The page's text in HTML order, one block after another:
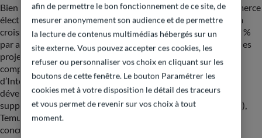
Bien que la Chine soit le plus grand marché mondial du commerce
électronique avec plus de 800 millions d’acheteurs en ligne, la
croissance du secteur national devrait ralentir, passant de 22 %
par an entre 2014 et 2021 à environ 7,5 % d’ici à 2025, selon les
projections du 14e plan quinquennal de la Chine. Afin de
compenser le ralentissement national, les géants chinois
d’Internet tels qu’Alibaba, Tencent, ByteDance et PDD se
développent à l’étranger afin de bénéficier d’une croissance
supplémentaire. Des acteurs clés comme AliExpress (Alibaba),
Temu (PDD), TikTok Shop (ByteDance) et Shein sont en
concurrence sur les marchés occidentaux, tandis que Lazada
afin de permettre le bon fonctionnement de ce site, de
mesurer anonymement son audience et de permettre
la lecture de contenus multimédias hébergés sur un
site externe. Vous pouvez accepter ces cookies, les
refuser ou personnaliser vos choix en cliquant sur les
boutons de cette fenêtre. Le bouton Paramétrer les
cookies met à votre disposition le détail des traceurs
et vous permet de revenir sur vos choix à tout
moment.